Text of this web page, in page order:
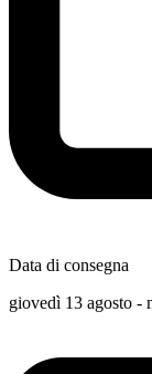
Data di consegna
giovedì 13 agosto -